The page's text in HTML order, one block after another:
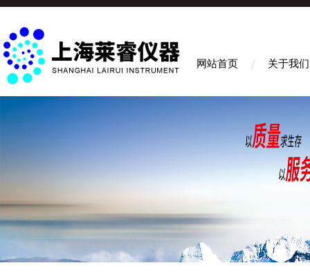
网站首页 关于我们